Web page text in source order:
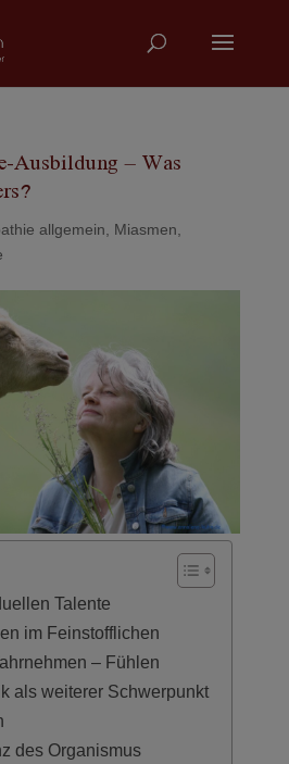
Ausbildung – Was
allgemein Miasmen
Talente
im Feinstofflichen
– Fühlen
als weiterer Schwerpunkt
des Organismus